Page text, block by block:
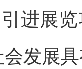
引进展
发展